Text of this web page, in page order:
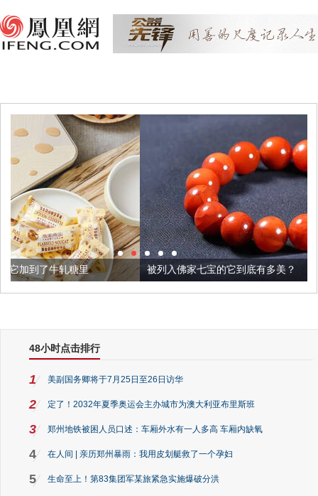
被列入佛家七宝的它到底有多美？
48小时点击排行
1 美副国务卿将于7月25日至26日访华
2 定了！2032年夏季奥运会主办城市为澳大利亚布里斯班
3 郑州地铁被困人员口述：车厢外水有一人多高 车厢内缺氧
4 在人间 | 亲历郑州暴雨：我用皮划艇救了一个孕妇
5 生命至上！第83集团军某旅紧急实施爆破分洪